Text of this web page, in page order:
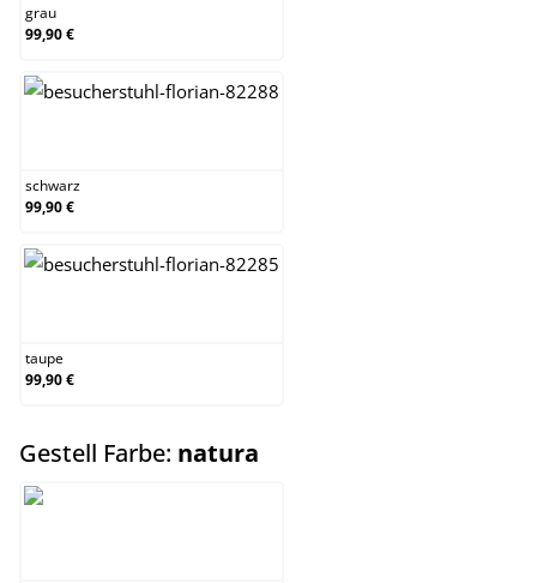
grau
99,90 €
schwarz
99,90 €
taupe
99,90 €
Gestell Farbe: natura